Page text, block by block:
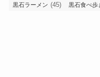
黒石ラーメン (45) 黒石食べ歩